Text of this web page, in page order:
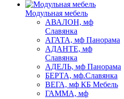
Модульная мебель
АВАЛОН, мф
Славянка
АГАТА, мф Панорама
АДАНТЕ, мф
Славянка
АДЕЛЬ, мф Панорама
БЕРТА, мф.Славянка
ВЕГА, мф КБ Мебель
ГАММА, мф